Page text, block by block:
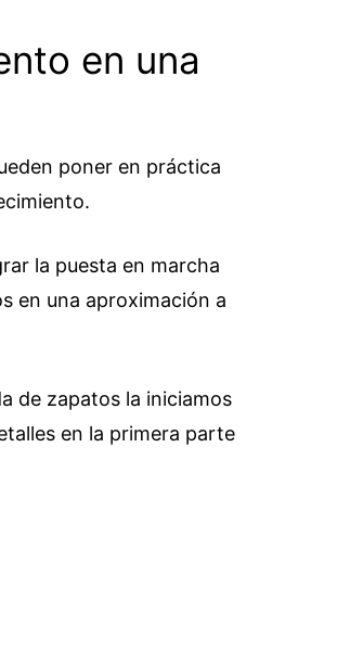
en una
poner en práctica
la puesta en marcha
en una aproximación a
de zapatos la iniciamos
en la primera parte